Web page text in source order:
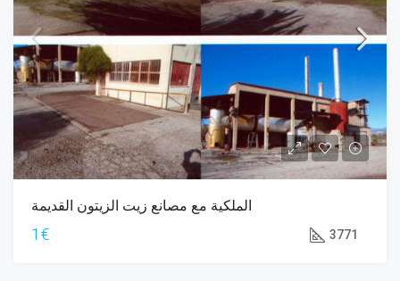
الملكية مع مصانع زيت الزيتون القديمة
1€ 3771